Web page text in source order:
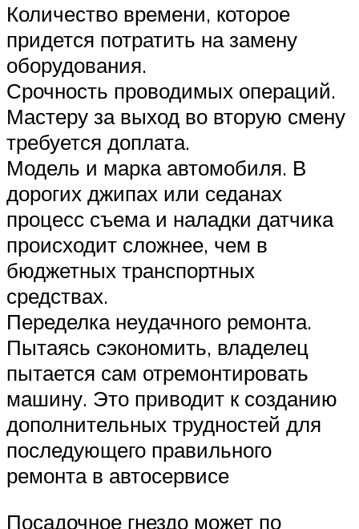
Количество времени, которое
придется потратить на замену
оборудования.
Срочность проводимых операций.
Мастеру за выход во вторую смену
требуется доплата.
Модель и марка автомобиля. В
дорогих джипах или седанах
процесс съема и наладки датчика
происходит сложнее, чем в
бюджетных транспортных
средствах.
Переделка неудачного ремонта.
Пытаясь сэкономить, владелец
пытается сам отремонтировать
машину. Это приводит к созданию
дополнительных трудностей для
последующего правильного
ремонта в автосервисе
Посадочное гнездо может по